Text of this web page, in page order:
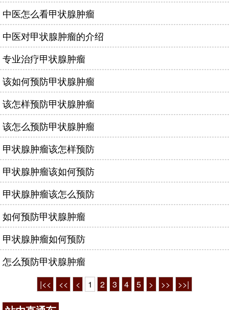
中医怎么看甲状腺肿瘤
中医对甲状腺肿瘤的介绍
专业治疗甲状腺肿瘤
该如何预防甲状腺肿瘤
该怎样预防甲状腺肿瘤
该怎么预防甲状腺肿瘤
甲状腺肿瘤该怎样预防
甲状腺肿瘤该如何预防
甲状腺肿瘤该怎么预防
如何预防甲状腺肿瘤
甲状腺肿瘤如何预防
怎么预防甲状腺肿瘤
|<< << < 1 2 3 4 5 > >> >>|